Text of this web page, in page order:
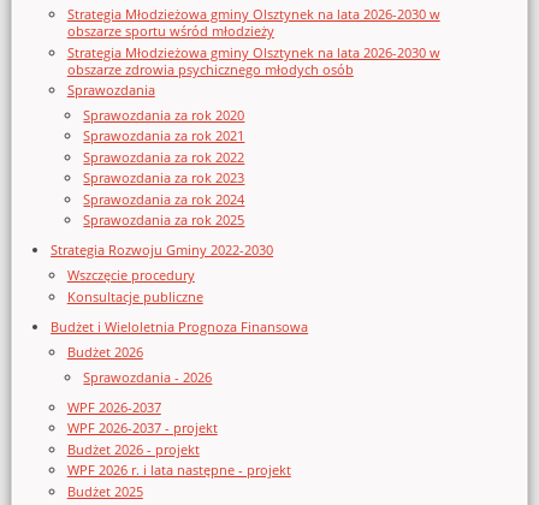
Strategia Młodzieżowa gminy Olsztynek na lata 2026-2030 w
obszarze sportu wśród młodzieży
Strategia Młodzieżowa gminy Olsztynek na lata 2026-2030 w
obszarze zdrowia psychicznego młodych osób
Sprawozdania
Sprawozdania za rok 2020
Sprawozdania za rok 2021
Sprawozdania za rok 2022
Sprawozdania za rok 2023
Sprawozdania za rok 2024
Sprawozdania za rok 2025
Strategia Rozwoju Gminy 2022-2030
Wszczęcie procedury
Konsultacje publiczne
Budżet i Wieloletnia Prognoza Finansowa
Budżet 2026
Sprawozdania - 2026
WPF 2026-2037
WPF 2026-2037 - projekt
Budżet 2026 - projekt
WPF 2026 r. i lata następne - projekt
Budżet 2025